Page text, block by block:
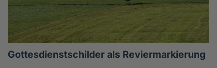
Gottesdienstschilder als Reviermarkierung